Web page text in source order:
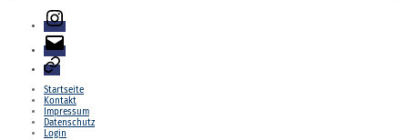
Instagram
E-
Mail
Login
Startseite
Kontakt
Impressum
Datenschutz
Login